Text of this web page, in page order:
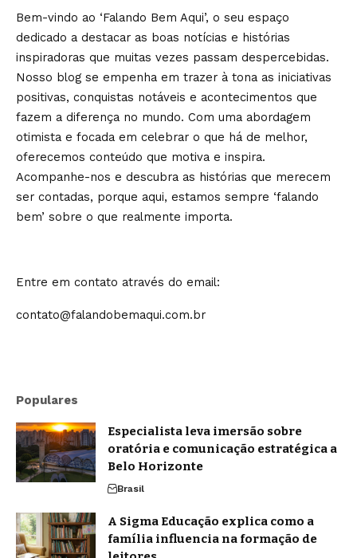
Bem-vindo ao ‘Falando Bem Aqui’, o seu espaço
dedicado a destacar as boas notícias e histórias
inspiradoras que muitas vezes passam despercebidas.
Nosso blog se empenha em trazer à tona as iniciativas
positivas, conquistas notáveis e acontecimentos que
fazem a diferença no mundo. Com uma abordagem
otimista e focada em celebrar o que há de melhor,
oferecemos conteúdo que motiva e inspira.
Acompanhe-nos e descubra as histórias que merecem
ser contadas, porque aqui, estamos sempre ‘falando
bem’ sobre o que realmente importa.
Entre em contato através do email:
contato@falandobemaqui.com.br
Populares
Especialista leva imersão sobre
oratória e comunicação estratégica a
Belo Horizonte
Brasil
A Sigma Educação explica como a
família influencia na formação de